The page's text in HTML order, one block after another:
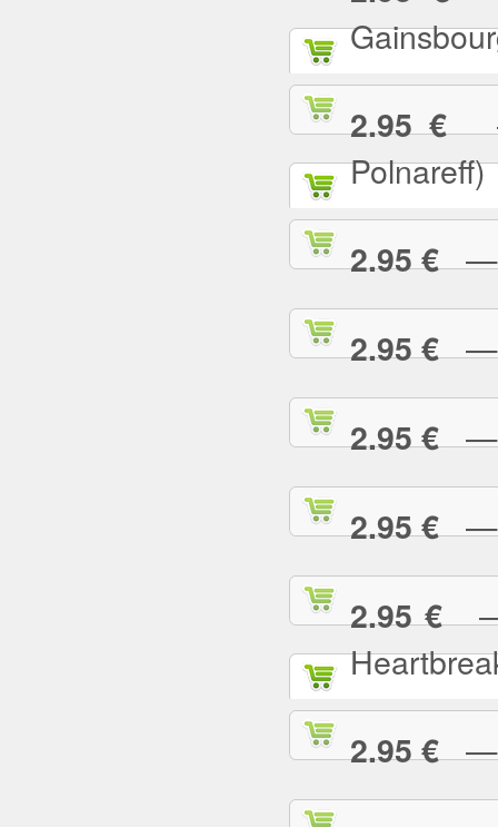
2.95 €—
Polnareff)
2.95 €—
2.95 €—
2.95 €—
2.95 €—
2.95 €—
2.95 €—